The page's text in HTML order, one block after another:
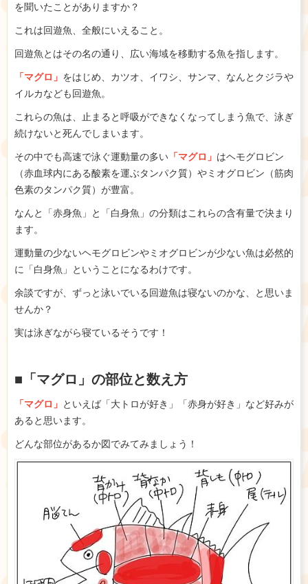
を聞いたことがありますか？
これは回遊魚、全般にいえること。
回遊魚とはその名の通り、広い海域を移動する魚を指します。
「マグロ」 をはじめ、カツオ、イワシ、サンマ、なんとクジラや
イルカなども回遊魚。
これらの魚は、止まると呼吸ができなくなってしまう魚で、泳ぎ
続けないと死んでしまいます。
その中でも高速で泳ぐ運動量の多い 「マグロ」 はヘモグロビン
（赤血球内にある酸素を運ぶタンパク質）やミオグロビン（筋肉
色素のタンパク質）が豊富。
なんと「赤身魚」と「白身魚」の分類はこれらの含有量で決まり
ます。
運動量の少ないヘモグロビンやミオグロビンが少ない魚は必然的
に「白身魚」ということになるわけです。
余談ですが、ずっと泳いでいる回遊魚は寝ないのかな、と思いま
せんか？
実は泳ぎながら寝ているそうです！
■「マグロ」の部位と数え方
「マグロ」 といえば「大トロが好き」「赤身が好き」など好みが
あると思います。
どんな部位があるか図でみてみましょう！